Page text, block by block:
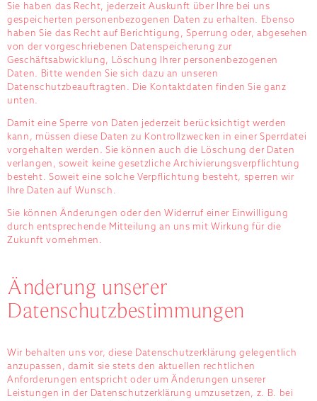
Sie haben das Recht, jederzeit Auskunft über Ihre bei uns
gespeicherten personenbezogenen Daten zu erhalten. Ebenso
haben Sie das Recht auf Berichtigung, Sperrung oder, abgesehen
von der vorgeschriebenen Datenspeicherung zur
Geschäftsabwicklung, Löschung Ihrer personenbezogenen
Daten. Bitte wenden Sie sich dazu an unseren
Datenschutzbeauftragten. Die Kontaktdaten finden Sie ganz
unten.
Damit eine Sperre von Daten jederzeit berücksichtigt werden
kann, müssen diese Daten zu Kontrollzwecken in einer Sperrdatei
vorgehalten werden. Sie können auch die Löschung der Daten
verlangen, soweit keine gesetzliche Archivierungsverpflichtung
besteht. Soweit eine solche Verpflichtung besteht, sperren wir
Ihre Daten auf Wunsch.
Sie können Änderungen oder den Widerruf einer Einwilligung
durch entsprechende Mitteilung an uns mit Wirkung für die
Zukunft vornehmen.
Änderung unserer
Datenschutzbestimmungen
Wir behalten uns vor, diese Datenschutzerklärung gelegentlich
anzupassen, damit sie stets den aktuellen rechtlichen
Anforderungen entspricht oder um Änderungen unserer
Leistungen in der Datenschutzerklärung umzusetzen, z. B. bei